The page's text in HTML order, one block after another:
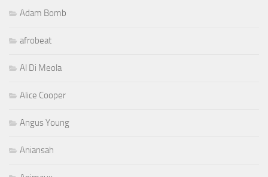
Adam Bomb
afrobeat
Al Di Meola
Alice Cooper
Angus Young
Aniansah